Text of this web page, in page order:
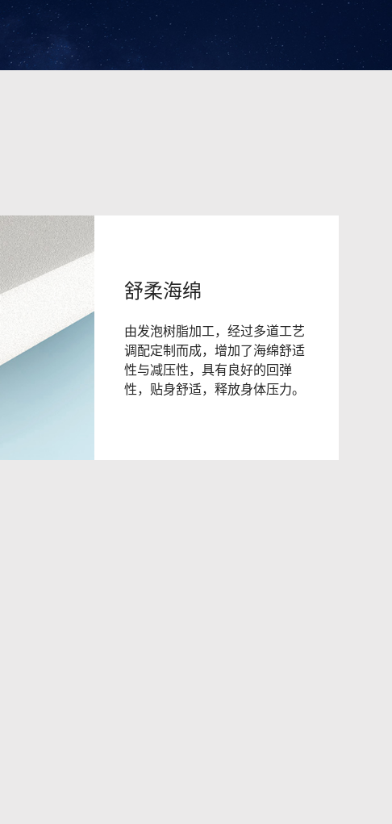
舒柔海绵
由发泡树脂加工，经过多道工艺
调配定制而成，增加了海绵舒适
性与减压性，具有良好的回弹
性，贴身舒适，释放身体压力。